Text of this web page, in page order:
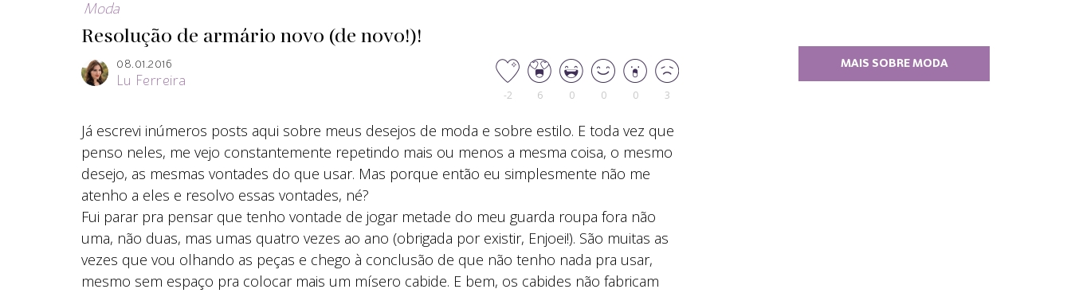
Moda
Resolução de armário novo (de novo!)!
08.01.2016
Lu Ferreira
-2 6 0 0 0 3
Já escrevi inúmeros posts aqui sobre meus desejos de moda e sobre estilo. E toda vez que
penso neles, me vejo constantemente repetindo mais ou menos a mesma coisa, o mesmo
desejo, as mesmas vontades do que usar. Mas porque então eu simplesmente não me
atenho a eles e resolvo essas vontades, né?
Fui parar pra pensar que tenho vontade de jogar metade do meu guarda roupa fora não
uma, não duas, mas umas quatro vezes ao ano (obrigada por existir, Enjoei!). São muitas as
vezes que vou olhando as peças e chego à conclusão de que não tenho nada pra usar,
mesmo sem espaço pra colocar mais um mísero cabide. E bem, os cabides não fabricam
MAIS SOBRE MODA